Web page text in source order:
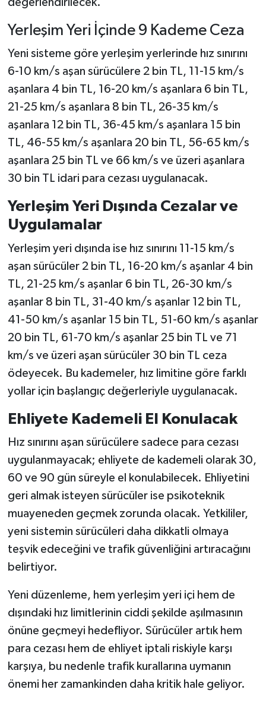
Yerleşim Yeri İçinde 9 Kademe Ceza
Yeni sisteme göre yerleşim yerlerinde hız sınırını
6-10 km/s aşan sürücülere 2 bin TL, 11-15 km/s
aşanlara 4 bin TL, 16-20 km/s aşanlara 6 bin TL,
21-25 km/s aşanlara 8 bin TL, 26-35 km/s
aşanlara 12 bin TL, 36-45 km/s aşanlara 15 bin
TL, 46-55 km/s aşanlara 20 bin TL, 56-65 km/s
aşanlara 25 bin TL ve 66 km/s ve üzeri aşanlara
30 bin TL idari para cezası uygulanacak.
Yerleşim Yeri Dışında Cezalar ve
Uygulamalar
Yerleşim yeri dışında ise hız sınırını 11-15 km/s
aşan sürücüler 2 bin TL, 16-20 km/s aşanlar 4 bin
TL, 21-25 km/s aşanlar 6 bin TL, 26-30 km/s
aşanlar 8 bin TL, 31-40 km/s aşanlar 12 bin TL,
41-50 km/s aşanlar 15 bin TL, 51-60 km/s aşanlar
20 bin TL, 61-70 km/s aşanlar 25 bin TL ve 71
km/s ve üzeri aşan sürücüler 30 bin TL ceza
ödeyecek. Bu kademeler, hız limitine göre farklı
yollar için başlangıç değerleriyle uygulanacak.
Ehliyete Kademeli El Konulacak
Hız sınırını aşan sürücülere sadece para cezası
uygulanmayacak; ehliyete de kademeli olarak 30,
60 ve 90 gün süreyle el konulabilecek. Ehliyetini
geri almak isteyen sürücüler ise psikoteknik
muayeneden geçmek zorunda olacak. Yetkililer,
yeni sistemin sürücüleri daha dikkatli olmaya
teşvik edeceğini ve trafik güvenliğini artıracağını
belirtiyor.
Yeni düzenleme, hem yerleşim yeri içi hem de
dışındaki hız limitlerinin ciddi şekilde aşılmasının
önüne geçmeyi hedefliyor. Sürücüler artık hem
para cezası hem de ehliyet iptali riskiyle karşı
karşıya, bu nedenle trafik kurallarına uymanın
önemi her zamankinden daha kritik hale geliyor.